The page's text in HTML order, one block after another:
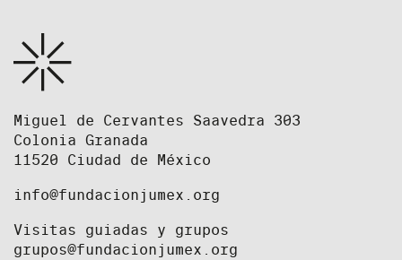
Miguel de Cervantes Saavedra 303
Colonia Granada
11520 Ciudad de México
info@fundacionjumex.org
Visitas guiadas y grupos
grupos@fundacionjumex.org